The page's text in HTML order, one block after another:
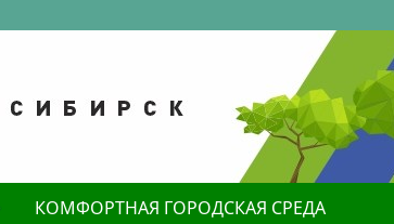
КОМФОРТНАЯ ГОРОДСКАЯ СРЕДА